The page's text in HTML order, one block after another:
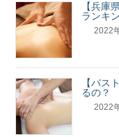
【兵庫
ランキ
2022
【バス
るの？
2022